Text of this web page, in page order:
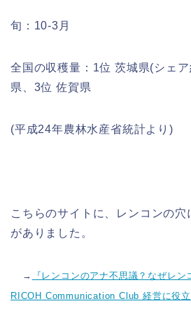
旬：10-3月
全国の収穫量：1位 茨城県(シェ
県、3位 佐賀県
(平成24年農林水産省統計より)
こちらのサイトに、レンコンの穴
がありました。
→
『レンコンのアナ不思議？なぜレン
RICOH Communication Club 経営に役